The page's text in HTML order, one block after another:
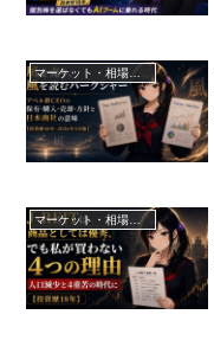
マーケット・相場分析
マーケット・相場分析